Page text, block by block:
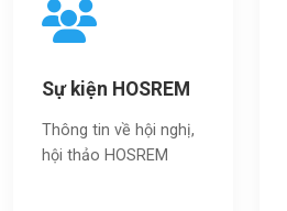
Sự kiện HOSREM
Thông tin về hội nghị,
hội thảo HOSREM